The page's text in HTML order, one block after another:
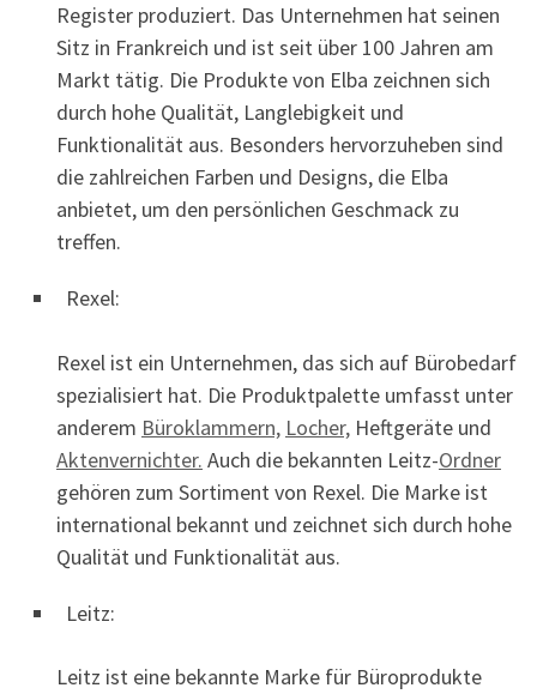
Register produziert. Das Unternehmen hat seinen
Sitz in Frankreich und ist seit über 100 Jahren am
Markt tätig. Die Produkte von Elba zeichnen sich
durch hohe Qualität, Langlebigkeit und
Funktionalität aus. Besonders hervorzuheben sind
die zahlreichen Farben und Designs, die Elba
anbietet, um den persönlichen Geschmack zu
treffen.
Rexel:
Rexel ist ein Unternehmen, das sich auf Bürobedarf
spezialisiert hat. Die Produktpalette umfasst unter
anderem Büroklammern, Locher, Heftgeräte und
Aktenvernichter. Auch die bekannten Leitz-Ordner
gehören zum Sortiment von Rexel. Die Marke ist
international bekannt und zeichnet sich durch hohe
Qualität und Funktionalität aus.
Leitz:
Leitz ist eine bekannte Marke für Büroprodukte